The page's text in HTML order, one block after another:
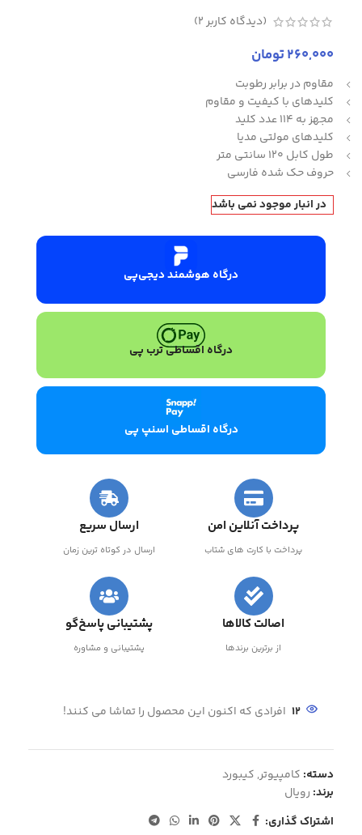
(دیدگاه کاربر2
)
260,000تومان
مقاوم در برابر رطوبت
کلیدهای با کیفیت و مقاوم
مجهز به ۱۱۴ عدد کلید
کلیدهای مولتی مدیا
طول کابل ۱۲۰ سانتی متر
حروف حک شده فارسی
در انبار موجود نمی باشد
درگاه هوشمند دیجی‌پی
درگاه اقساطی ترب پی
درگاه اقساطی اسنپ پی
پرداخت آنلاین امن
پرداخت با کارت های شتاب
ارسال سریع
ارسال در کوتاه ترین زمان
اصالت کالاها
از برترین برندها
پشتیبانی پاسخ‌گو
پشتیبانی و مشاوره
12 افرادی که اکنون این محصول را تماشا می کنند!
دسته: کامپیوتر, کیبورد
برند: رویال
اشتراک گذاری: